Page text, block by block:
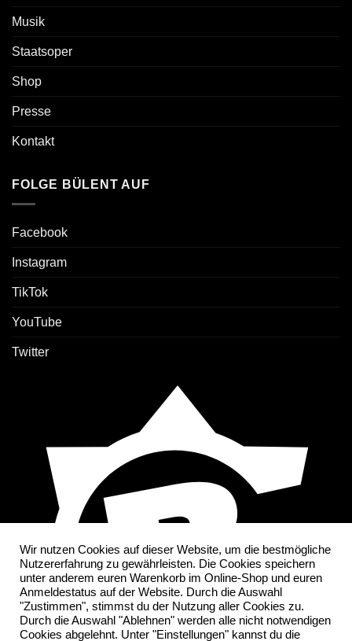
Musik
Staatsoper
Shop
Presse
Kontakt
FOLGE BÜLENT AUF
Facebook
Instagram
TikTok
YouTube
Twitter
Wir nutzen Cookies auf dieser Website, um die bestmögliche
Nutzererfahrung zu gewährleisten. Die Cookies speichern
unter anderem euren Warenkorb im Online-Shop und euren
Anmeldestatus auf der Website. Durch die Auswahl
"Zustimmen", stimmst du der Nutzung aller Cookies zu.
Durch die Auswahl "Ablehnen" werden alle nicht notwendigen
Cookies abgelehnt. Unter "Einstellungen" kannst du die